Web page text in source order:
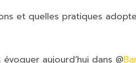
et quelles pratiques
aujourd’hui dans @